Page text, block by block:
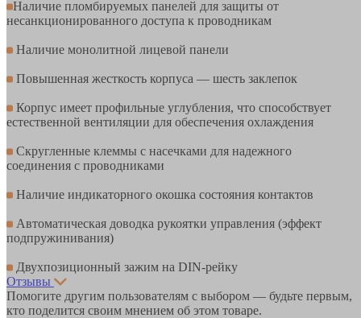
Наличие пломбируемых панелей для защиты от
несанкционированного доступа к проводникам
Наличие монолитной лицевой панели
Повышенная жесткость корпуса — шесть заклепок
Корпус имеет профильные углубления, что способствует
естественной вентиляции для обеспечения охлаждения
Cкругленные клеммы с насечками для надежного
соединения с проводниками
Наличие индикаторного окошка состояния контактов
Автоматическая доводка рукоятки управления (эффект
подпружинивания)
Двухпозиционный зажим на DIN-рейку
Отзывы
Помогите другим пользователям с выбором — будьте первым,
кто поделится своим мнением об этом товаре.